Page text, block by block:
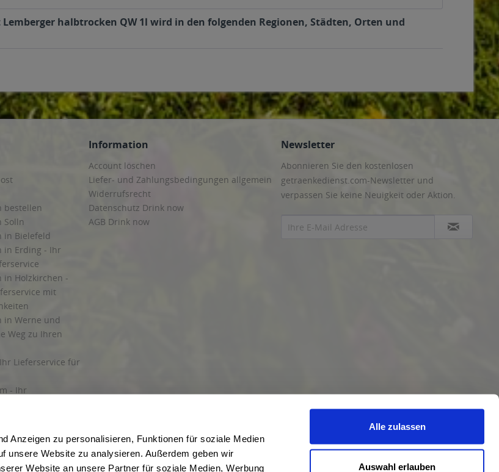
Anzeigen zu personalisieren, Funktionen für soziale Medien
unsere Website zu analysieren. Außerdem geben wir
Website an unsere Partner für soziale Medien, Werbung
Alle zulassen
Auswahl erlauben
halbtrocken QW 1l wird in den folgenden Regionen, Städten, Orten und
bestellen
Solln
in Bielefeld
in Erding - Ihr
in Holzkirchen -
mit
in Werne und
Weg zu Ihren
Lieferservice für
- Ihr
Information
Account löschen
Liefer- und Zahlungsbedingungen allgemein
Widerrufsrecht
Datenschutz Drink now
AGB Drink now
Newsletter
Abonnieren Sie den kostenlosen
getraenkedienst.com-Newsletter und
verpassen Sie keine Neuigkeit oder Aktion.